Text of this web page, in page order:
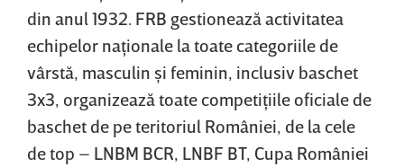
din anul 1932. FRB gestionează activitatea
echipelor naţionale la toate categoriile de
vârstă, masculin şi feminin, inclusiv baschet
3x3, organizează toate competiţiile oficiale de
baschet de pe teritoriul României, de la cele
de top – LNBM BCR, LNBF BT, Cupa României